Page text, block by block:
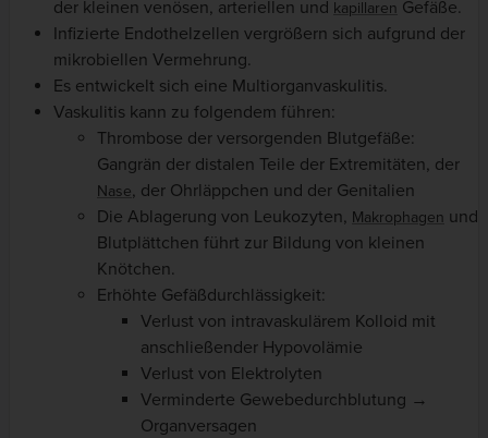
der kleinen venösen, arteriellen und kapillaren Gefäße.
Infizierte Endothelzellen vergrößern sich aufgrund der
mikrobiellen Vermehrung.
Es entwickelt sich eine Multiorganvaskulitis.
Vaskulitis kann zu folgendem führen:
Thrombose der versorgenden Blutgefäße:
Gangrän der distalen Teile der Extremitäten, der
Nase, der Ohrläppchen und der Genitalien
Die Ablagerung von Leukozyten, Makrophagen und
Blutplättchen führt zur Bildung von kleinen
Knötchen.
Erhöhte Gefäßdurchlässigkeit:
Verlust von intravaskulärem Kolloid mit
anschließender Hypovolämie
Verlust von Elektrolyten
Verminderte Gewebedurchblutung →
Organversagen